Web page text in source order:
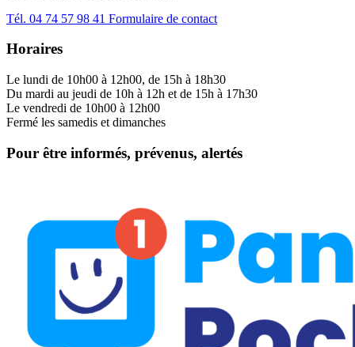
Tél. 04 74 57 98 41 Formulaire de contact
Horaires
Le lundi de 10h00 à 12h00, de 15h à 18h30
Du mardi au jeudi de 10h à 12h et de 15h à 17h30
Le vendredi de 10h00 à 12h00
Fermé les samedis et dimanches
Pour être informés, prévenus, alertés